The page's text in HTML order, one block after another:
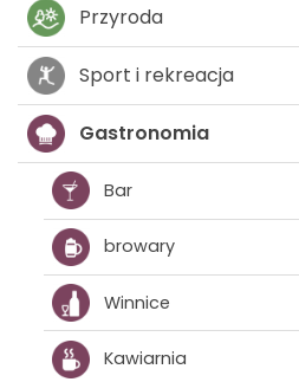
Przyroda
Sport i rekreacja
Gastronomia
Bar
browary
Winnice
Kawiarnia